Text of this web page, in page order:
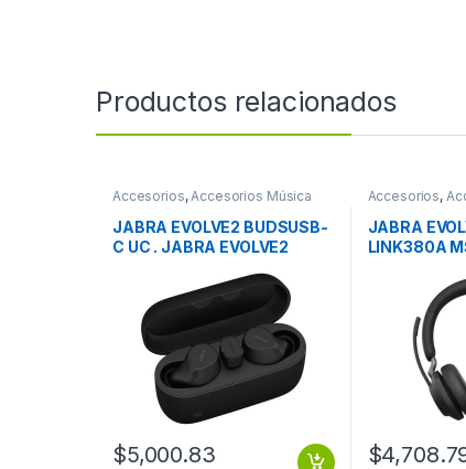
Productos relacionados
Accesorios,Accesorios Música
JABRA EVOLVE2 BUDSUSB-
C UC . JABRA EVOLVE2
$5,000.83
Accesorios,
JABRA
LINK380A
$